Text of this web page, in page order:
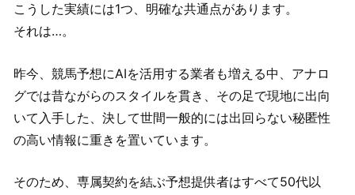
こうした実績には1つ、明確な共通点があります。
それは…。
昨今、競馬予想にAIを活用する業者も増える中、アナロ
グでは昔ながらのスタイルを貫き、その足で現地に出向
いて入手した、決して世間一般的には出回らない秘匿性
の高い情報に重きを置いています。
そのため、専属契約を結ぶ予想提供者はすべて50代以